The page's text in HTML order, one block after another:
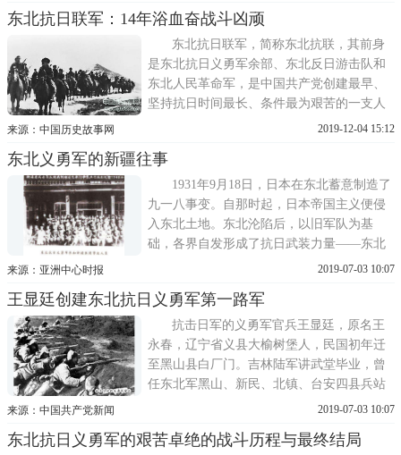
为我出于对烈士的景仰之情，加之我的家庭
原因，一直在发掘与还原烈士遗照，我便开
始搜集他相应的资料，通过数
东北抗日联军：14年浴血奋战斗凶顽
东北抗日联军，简称东北抗联，其前身
是东北抗日义勇军余部、东北反日游击队和
东北人民革命军，是中国共产党创建最早、
坚持抗日时间最长、条件最为艰苦的一支人
民抗日军队。这支武装在中华民族的危急时
击战争14年之久，牵制了数十万日伪军，涌
现出杨靖宇、赵一曼、赵尚志等一大批可歌
可泣的英模人物，为中
来源：中国历史故事网 2019-12-04 15:12
东北义勇军的新疆往事
1931年9月18日，日本在东北蓄意制造了
九一八事变。自那时起，日本帝国主义便侵
入东北土地。东北沦陷后，以旧军队为基
础，各界自发形成了抗日武装力量——东北
义勇军。装备不足，条件艰苦，战斗至1932
受挫，4万余人退入苏联境内。1933年2月底
至1941年，这批东北义勇军辗转经新疆塔
城，陆续回到了祖国怀抱。
来源：亚洲中心时报 2019-07-03 10:07
王显廷创建东北抗日义勇军第一路军
抗击日军的义勇军官兵王显廷，原名王
永春，辽宁省义县大榆树堡人，民国初年迁
至黑山县白厂门。吉林陆军讲武堂毕业，曾
任东北军黑山、新民、北镇、台安四县兵站
处处长。九一八事变后，王显廷看到日军杀
尽家财，组织爱国青年，成立抗日义勇军。
来源：中国共产党新闻 2019-07-03 10:07
东北抗日义勇军的艰苦卓绝的战斗历程与最终结局